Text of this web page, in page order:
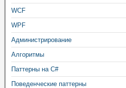
WCF
WPF
Администрирование
Алгоритмы
Паттерны на C#
Поведенческие паттерны